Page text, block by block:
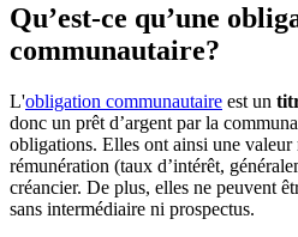
Qu’est-ce qu’une
communautaire?
L'obligation communautaire est un
donc un prêt d’argent par la
obligations. Elles ont ainsi une valeur
rémunération (taux d’intérêt,
créancier. De plus, elles ne peuvent
sans intermédiaire ni prospectus.